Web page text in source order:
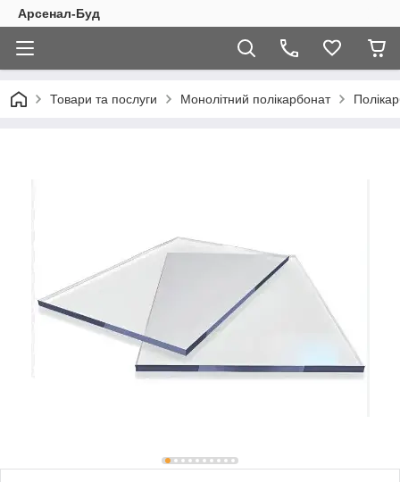
Арсенал-Буд
Товари та послуги Монолітний полікарбонат